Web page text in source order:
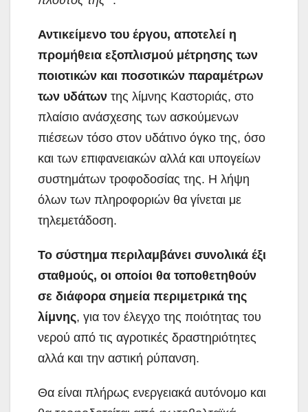
Αντικείμενο του έργου, αποτελεί η
προμήθεια εξοπλισμού μέτρησης των
ποιοτικών και ποσοτικών παραμέτρων
των υδάτων της λίμνης Καστοριάς, στο
πλαίσιο ανάσχεσης των ασκούμενων
πιέσεων τόσο στον υδάτινο όγκο της, όσο
και των επιφανειακών αλλά και υπογείων
συστημάτων τροφοδοσίας της. Η λήψη
όλων των πληροφοριών θα γίνεται με
τηλεμετάδοση.
Το σύστημα περιλαμβάνει συνολικά έξι
σταθμούς, οι οποίοι θα τοποθετηθούν
σε διάφορα σημεία περιμετρικά της
λίμνης, για τον έλεγχο της ποιότητας του
νερού από τις αγροτικές δραστηριότητες
αλλά και την αστική ρύπανση.
Θα είναι πλήρως ενεργειακά αυτόνομο και